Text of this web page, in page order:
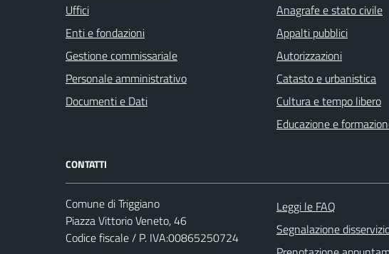
Uffici
Enti e fondazioni
Gestione commissariale
Personale amministrativo
Documenti e Dati
Anagrafe e stato civile
Appalti pubblici
Autorizzazioni
Catasto e urbanistica
Cultura e tempo libero
Educazione e
CONTATTI
Comune di Triggiano
Piazza Vittorio Veneto, 46
Codice fiscale / P. IVA:00865250724
Leggi le FAQ
Segnalazione